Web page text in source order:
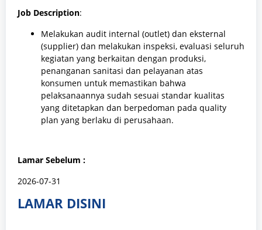
Job Description:
Melakukan audit internal (outlet) dan eksternal
(supplier) dan melakukan inspeksi, evaluasi seluruh
kegiatan yang berkaitan dengan produksi,
penanganan sanitasi dan pelayanan atas
konsumen untuk memastikan bahwa
pelaksanaannya sudah sesuai standar kualitas
yang ditetapkan dan berpedoman pada quality
plan yang berlaku di perusahaan.
Lamar Sebelum :
2026-07-31
LAMAR DISINI